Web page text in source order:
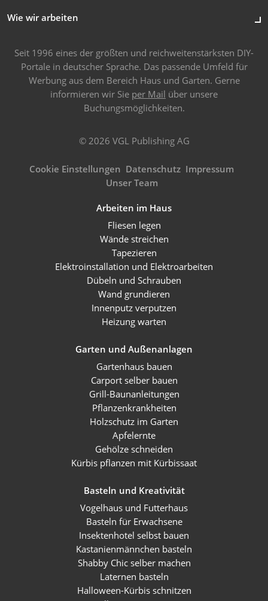
Wie wir arbeiten
Seit 1996 eines der größten und reichweitenstärksten DIY-
Portale in deutscher Sprache. Das passende Umfeld für
Werbung aus dem Bereich Haus und Garten. Gerne
informieren wir Sie per Mail über unsere
Buchungsmöglichkeiten.
© 2026 VGL Publishing AG
Cookie Einstellungen Datenschutz Impressum
Unser Team
Arbeiten im Haus
Fliesen legen
Wände streichen
Tapezieren
Elektroinstallation und Elektroarbeiten
Dübeln und Schrauben
Wand grundieren
Innenputz verputzen
Heizung warten
Garten und Außenanlagen
Gartenhaus bauen
Carport selber bauen
Grill-Baunanleitungen
Pflanzenkrankheiten
Holzschutz im Garten
Apfelernte
Gehölze schneiden
Kürbis pflanzen mit Kürbissaat
Basteln und Kreativität
Vogelhaus und Futterhaus
Basteln für Erwachsene
Insektenhotel selbst bauen
Kastanienmännchen basteln
Shabby Chic selber machen
Laternen basteln
Halloween-Kürbis schnitzen